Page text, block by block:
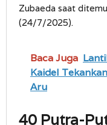
Zubaeda saat
(24/7/2025).
Baca Juga
Kaidel
Aru
40 Putra-